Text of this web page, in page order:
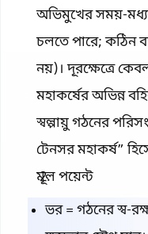
অভিমুখের সময়-
চলতে পারে; কঠিন
নয়)। দূরক্ষেত্রে
মহাকর্ষের অভিন্ন
স্বল্পায়ু গঠনের
টেনসর মহাকর্ষ”
মূল পয়েন্ট
ভর = গঠনের স্ব-